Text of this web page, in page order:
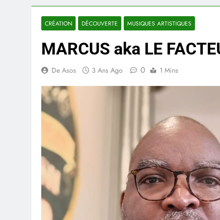
CRÉATION DÉCOUVERTE MUSIQUES ARTISTIQUES
MARCUS aka LE
De Asos 3 Ans Ago 0 1 Mins